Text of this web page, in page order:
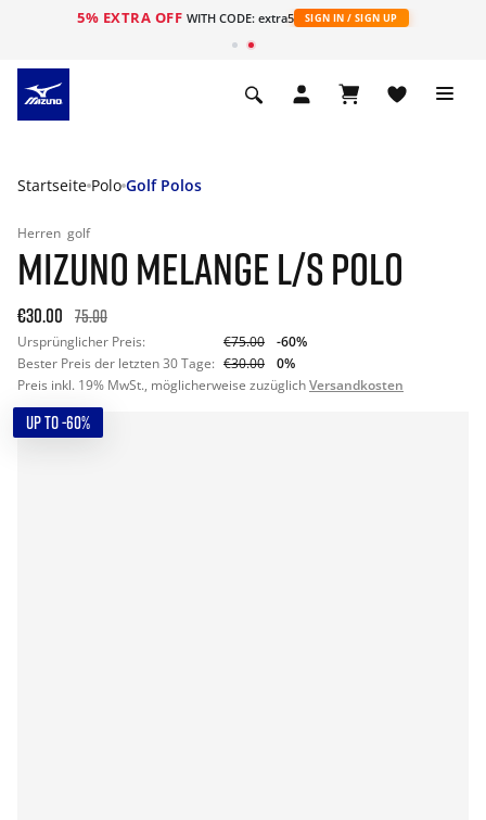
5% EXTRA OFF WITH CODE: extra5 SIGN IN / SIGN UP
Startseite Polo Golf Polos
Herren golf
MIZUNO MELANGE L/S POLO
€30.00 75.00
Ursprünglicher Preis: €75.00
-60%
Bester Preis der letzten 30 Tage: €30.00
0%
Preis inkl. 19% MwSt., möglicherweise zuzüglichVersandkosten
UP TO -60%